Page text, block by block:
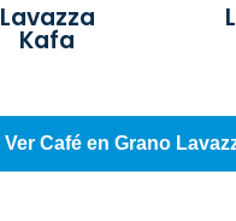
Lavazza
Kafa
Ver Café en Grano